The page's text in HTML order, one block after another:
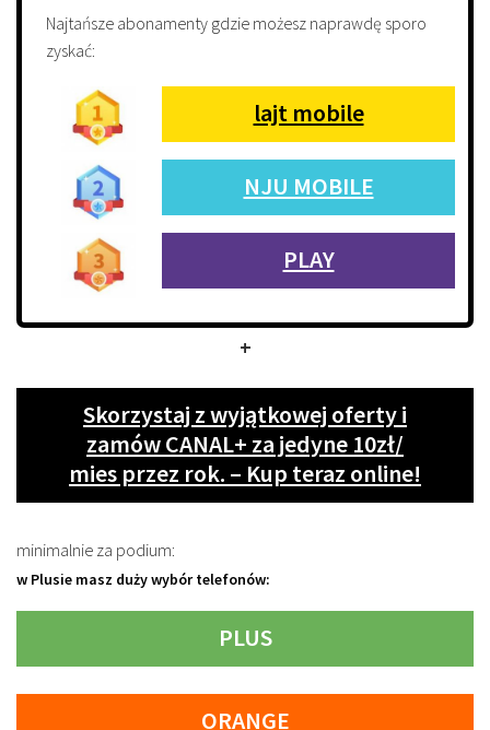
Najtańsze abonamenty gdzie możesz naprawdę sporo
zyskać:
lajt mobile
NJU MOBILE
PLAY
+
Skorzystaj z wyjątkowej oferty i
zamów CANAL+ za jedyne 10zł/
mies przez rok. – Kup teraz online!
minimalnie za podium:
w Plusie masz duży wybór telefonów:
PLUS
ORANGE